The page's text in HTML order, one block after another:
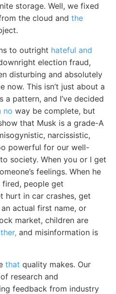
storage. Well, we fixed
the cloud and the
to outright hateful and
election fraud,
disturbing and absolutely
now. This isn’t just about a
a pattern, and I’ve decided
no way be complete, but
that Musk is a grade-A
narcissistic,
powerful for our well-
society. When you or I get
feelings. When he
people get
hurt in car crashes, get
an actual first name, or
market, children are
and misinformation is
that quality makes. Our
research and
feedback from industry